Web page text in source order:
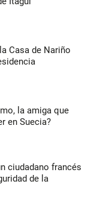
Casa de Nariño
la amiga que
en Suecia?
ciudadano francés
de la